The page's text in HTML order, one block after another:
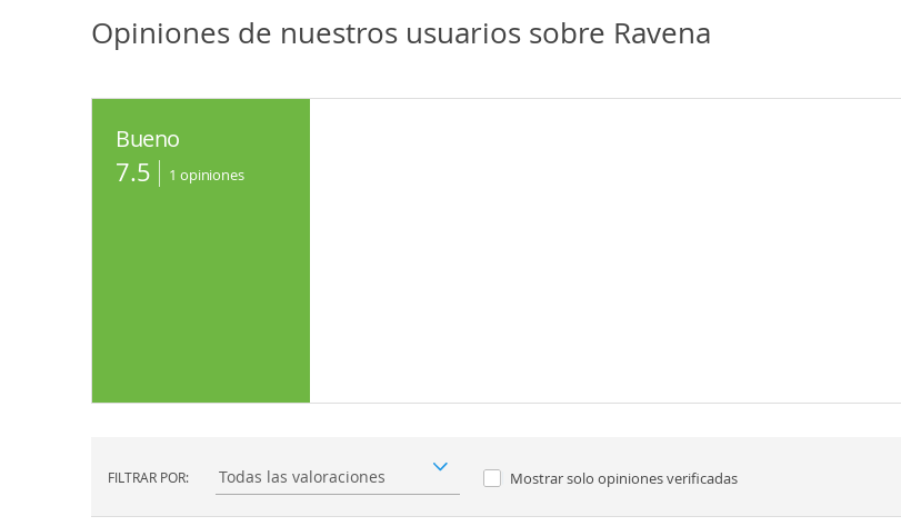
Opiniones de nuestros usuarios sobre Ravena
Bueno
7.5 1 opiniones
FILTRAR POR: Filtrar por: Mostrar solo opiniones verificadas